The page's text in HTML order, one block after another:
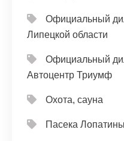
Официальный
Липецкой области
Официальный
Автоцентр Триумф
Охота, сауна
Пасека